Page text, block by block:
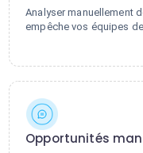
Analyser manuellement
empêche vos équipes
Opportunités